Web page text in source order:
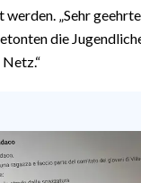
„Sehr
die